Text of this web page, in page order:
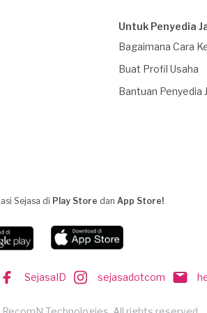
Untuk Penyedia
Bagaimana Cara
Buat Profil Usaha
Bantuan Penyedia
Sejasa di Play Store dan App Store!
SejasaID sejasadotcom